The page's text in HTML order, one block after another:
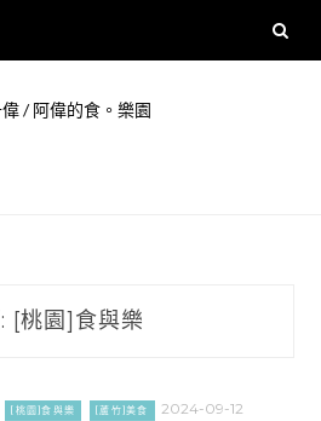
[桃園]食與樂
[桃園]食與樂 [蘆竹]美食 2024-09-12